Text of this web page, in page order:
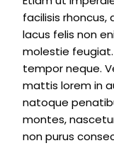
facilisis rhoncus,
lacus felis non
molestie
tempor neque.
mattis lorem in
natoque
montes,
non purus